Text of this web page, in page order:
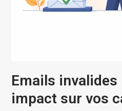
Emails invalides
impact sur vos